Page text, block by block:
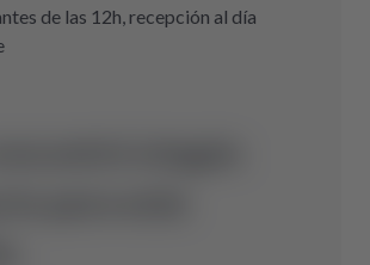
de las 12h, recepción al día